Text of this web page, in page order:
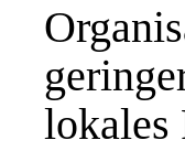
lokales